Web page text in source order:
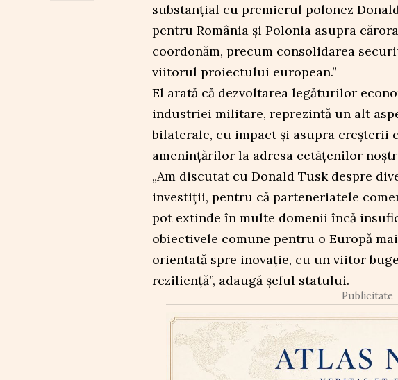
substanțial cu premierul polonez
pentru România și Polonia asupra
coordonăm, precum consolidarea
viitorul proiectului european.”
El arată că dezvoltarea legăturilor
industriei militare, reprezintă un alt
bilaterale, cu impact și asupra creșterii
amenințărilor la adresa cetățenilor
„Am discutat cu Donald Tusk despre
investiții, pentru că parteneriatele
pot extinde în multe domenii încă
obiectivele comune pentru o Europă
orientată spre inovație, cu un viitor
reziliență”, adaugă șeful statului.
Publicitate